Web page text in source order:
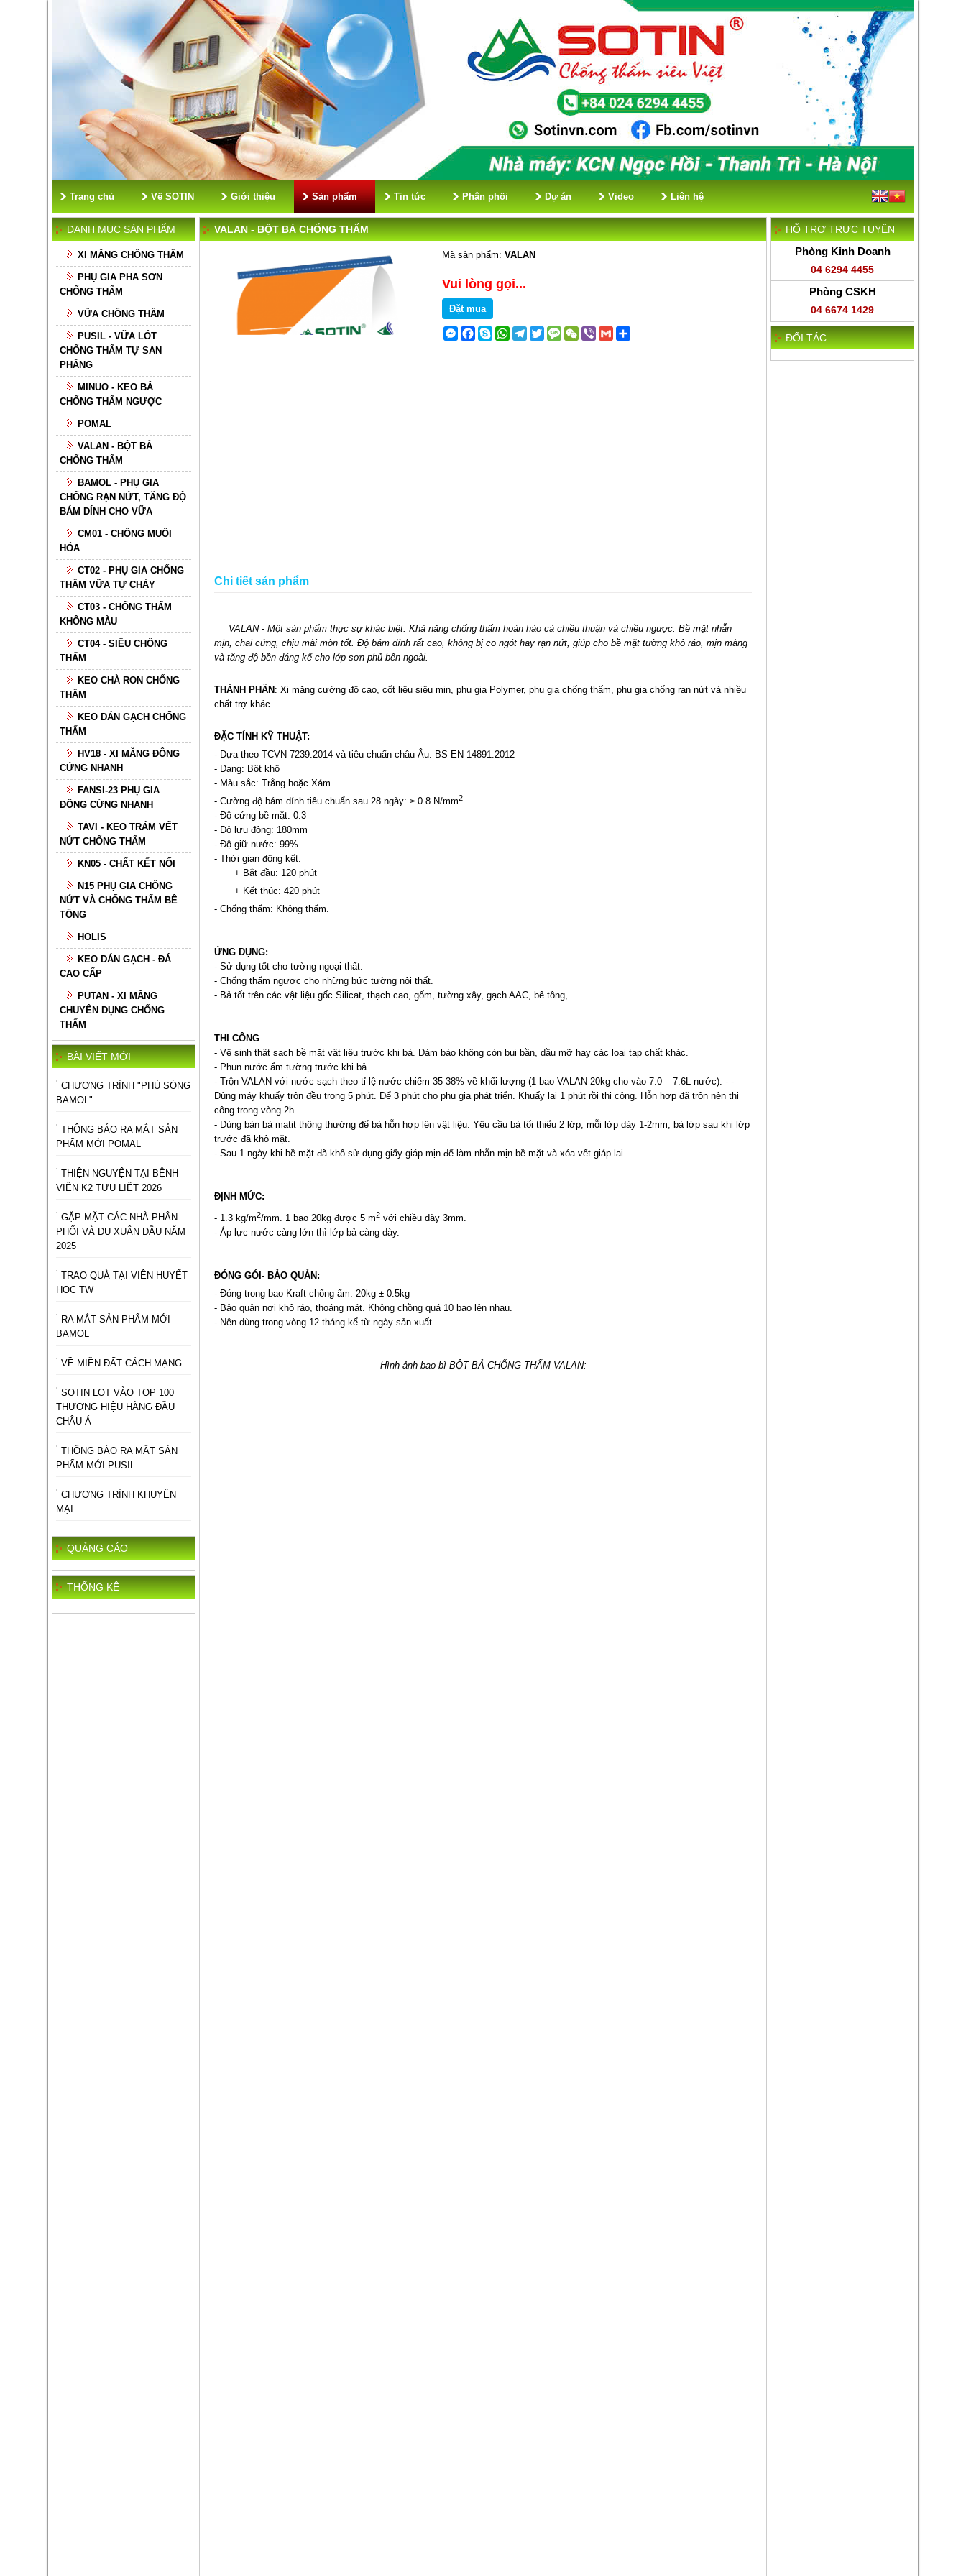
Trang chủ Về SOTIN Giới thiệu Sản phẩm Tin tức Phân phối Dự án Video Liên hệ
DANH MỤC SẢN PHẨM
XI MĂNG CHỐNG THẤM
PHỤ GIA PHA SƠN
CHỐNG THẤM
VỮA CHỐNG THẤM
PUSIL - VỮA LÓT
CHỐNG THẤM TỰ SAN
PHẲNG
MINUO - KEO BẢ
CHỐNG THẤM NGƯỢC
POMAL
VALAN - BỘT BẢ
CHỐNG THẤM
BAMOL - PHỤ GIA
CHỐNG RẠN NỨT, TĂNG ĐỘ
BÁM DÍNH CHO VỮA
CM01 - CHỐNG MUỐI
HÓA
CT02 - PHỤ GIA CHỐNG
THẤM VỮA TỰ CHẢY
CT03 - CHỐNG THẤM
KHÔNG MÀU
CT04 - SIÊU CHỐNG
THẤM
KEO CHÀ RON CHỐNG
THẤM
KEO DÁN GẠCH CHỐNG
THẤM
HV18 - XI MĂNG ĐÔNG
CỨNG NHANH
FANSI-23 PHỤ GIA
ĐÔNG CỨNG NHANH
TAVI - KEO TRÁM VẾT
NỨT CHỐNG THẤM
KN05 - CHẤT KẾT NỐI
N15 PHỤ GIA CHỐNG
NỨT VÀ CHỐNG THẤM BÊ
TÔNG
HOLIS
KEO DÁN GẠCH - ĐÁ
CAO CẤP
PUTAN - XI MĂNG
CHUYÊN DỤNG CHỐNG
THẤM
BÀI VIẾT MỚI
CHƯƠNG TRÌNH "PHỦ SÓNG
BAMOL"
THÔNG BÁO RA MẮT SẢN
PHẨM MỚI POMAL
THIỆN NGUYỆN TẠI BỆNH
VIỆN K2 TỰU LIỆT 2026
GẶP MẶT CÁC NHÀ PHÂN
PHỐI VÀ DU XUÂN ĐẦU NĂM
2025
TRAO QUÀ TẠI VIÊN HUYẾT
HỌC TW
RA MẮT SẢN PHẨM MỚI
BAMOL
VỀ MIỀN ĐẤT CÁCH MẠNG
SOTIN LỌT VÀO TOP 100
THƯƠNG HIỆU HÀNG ĐẦU
CHÂU Á
THÔNG BÁO RA MẮT SẢN
PHẨM MỚI PUSIL
CHƯƠNG TRÌNH KHUYẾN
MẠI
QUẢNG CÁO
THỐNG KÊ
HỖ TRỢ TRỰC TUYẾN
Phòng Kinh Doanh
04 6294 4455
Phòng CSKH
04 6674 1429
ĐỐI TÁC
VALAN - BỘT BẢ CHỐNG THẤM
Mã sản phẩm:VALAN
Vui lòng gọi...
Đặt mua
Messenger
Facebook
SkypeWhatsApp
TelegramTwitterMessageWeChat
Viber Gmail
Chi tiết sản phẩm
VALAN - Một sản phẩm thực sự khác biệt. Khả năng chống thấm hoàn hảo cả chiều thuận và chiều ngược. Bề mặt nhẵn
mịn, chai cứng, chịu mài mòn tốt. Độ bám dính rất cao, không bị co ngót hay rạn nứt, giúp cho bề mặt tường khô ráo, mịn màng
và tăng độ bền đáng kể cho lớp sơn phủ bên ngoài.
THÀNH PHẦN: Xi măng cường độ cao, cốt liệu siêu mịn, phụ gia Polymer, phụ gia chống thấm, phụ gia chống rạn nứt và nhiều
chất trợ khác.
ĐẶC TÍNH KỸ THUẬT:
- Dựa theo TCVN 7239:2014 và tiêu chuẩn châu Âu: BS EN 14891:2012
- Dạng: Bột khô
- Màu sắc: Trắng hoặc Xám
- Cường độ bám dính tiêu chuẩn sau 28 ngày: ≥ 0.8 N/mm2
- Độ cứng bề mặt: 0.3
- Độ lưu động: 180mm
- Độ giữ nước: 99%
- Thời gian đông kết:
+ Bắt đầu: 120 phút
+ Kết thúc: 420 phút
- Chống thấm: Không thấm.
ỨNG DỤNG:
- Sử dụng tốt cho tường ngoại thất.
- Chống thấm ngược cho những bức tường nội thất.
- Bả tốt trên các vật liệu gốc Silicat, thạch cao, gốm, tường xây, gạch AAC, bê tông,…
THI CÔNG
- Vệ sinh thật sạch bề mặt vật liệu trước khi bả. Đảm bảo không còn bụi bần, dầu mỡ hay các loại tạp chất khác.
- Phun nước ẩm tường trước khi bả.
- Trộn VALAN với nước sạch theo tỉ lệ nước chiếm 35-38% về khối lượng (1 bao VALAN 20kg cho vào 7.0 – 7.6L nước). - -
Dùng máy khuấy trộn đều trong 5 phút. Để 3 phút cho phụ gia phát triển. Khuấy lại 1 phút rồi thi công. Hỗn hợp đã trộn nên thi
công trong vòng 2h.
- Dùng bàn bả matit thông thường để bả hỗn hợp lên vật liệu. Yêu cầu bả tối thiểu 2 lớp, mỗi lớp dày 1-2mm, bả lớp sau khi lớp
trước đã khô mặt.
- Sau 1 ngày khi bề mặt đã khô sử dụng giấy giáp mịn để làm nhẵn mịn bề mặt và xóa vết giáp lai.
ĐỊNH MỨC:
- 1.3 kg/m2/mm. 1 bao 20kg được 5 m2 với chiều dày 3mm.
- Áp lực nước càng lớn thì lớp bả càng dày.
ĐÓNG GÓI- BẢO QUẢN:
- Đóng trong bao Kraft chống ẩm: 20kg ± 0.5kg
- Bảo quản nơi khô ráo, thoáng mát. Không chồng quá 10 bao lên nhau.
- Nên dùng trong vòng 12 tháng kể từ ngày sản xuất.
Hình ảnh bao bì BỘT BẢ CHỐNG THẤM VALAN: